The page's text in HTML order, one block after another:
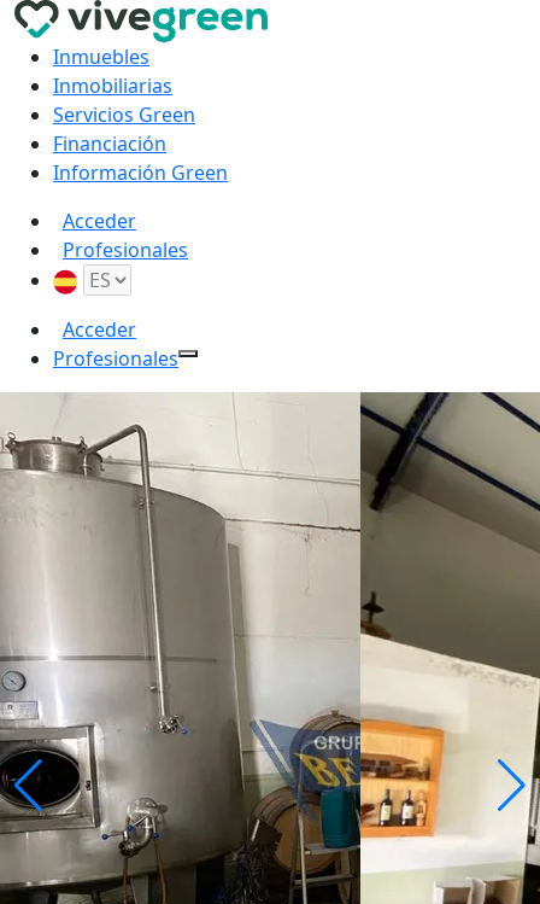
Inmuebles
Inmobiliarias
Servicios Green
Financiación
Información Green
Acceder
Profesionales
Acceder
Profesionales